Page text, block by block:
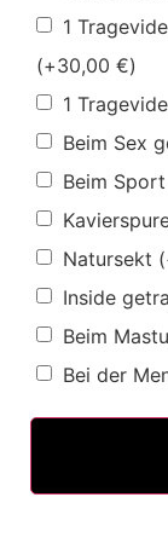
1
(+30,00 €)
1
Beim Sex
Beim
Natursekt
Inside
Beim
Bei der